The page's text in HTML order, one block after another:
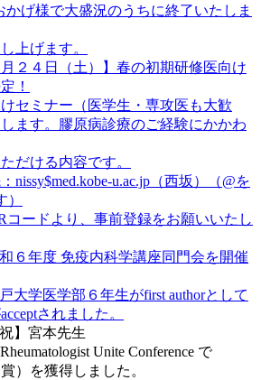
かげ様で大盛況のうちに終了いたしま
上げます。
月２４日（土）】春の初期研修医向け
！
セミナー（医学生・専攻医も大歓
ます。膠原病診療のご経験にかかわ
だける内容です。
nissy$med.kobe-u.ac.jp（西坂）（@を
ードより、事前登録をお願いいたし
６年度 免疫内科学講座同門会を開催
大学医学部６年生がfirst authorとして
されました。
祝】宮本先生
Unite Conference で
）を獲得しました。